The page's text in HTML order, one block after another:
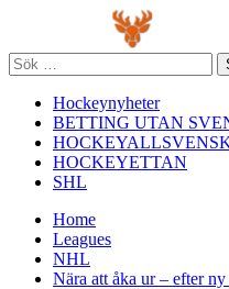
content
Sök
efter:
Hockeynyheter
BETTING UTAN
HOCKEYETTAN
SHL
Home
Leagues
NHL
Nära att åka ur – efter